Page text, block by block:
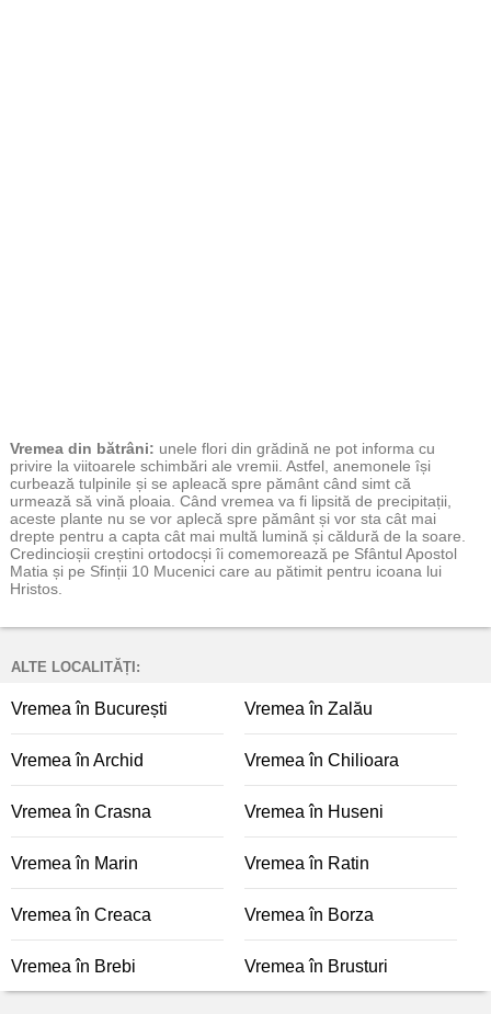
Vremea din bătrâni: unele flori din grădină ne pot informa cu
privire la viitoarele schimbări ale vremii. Astfel, anemonele își
curbează tulpinile și se apleacă spre pământ când simt că
urmează să vină ploaia. Când vremea va fi lipsită de precipitații,
aceste plante nu se vor aplecă spre pământ și vor sta cât mai
drepte pentru a capta cât mai multă lumină și căldură de la soare.
Credincioșii creștini ortodocși îi comemorează pe Sfântul Apostol
Matia și pe Sfinții 10 Mucenici care au pătimit pentru icoana lui
Hristos.
ALTE LOCALITĂȚI:
Vremea în București Vremea în Zalău
Vremea în Archid Vremea în Chilioara
Vremea în Crasna Vremea în Huseni
Vremea în Marin Vremea în Ratin
Vremea în Creaca Vremea în Borza
Vremea în Brebi Vremea în Brusturi